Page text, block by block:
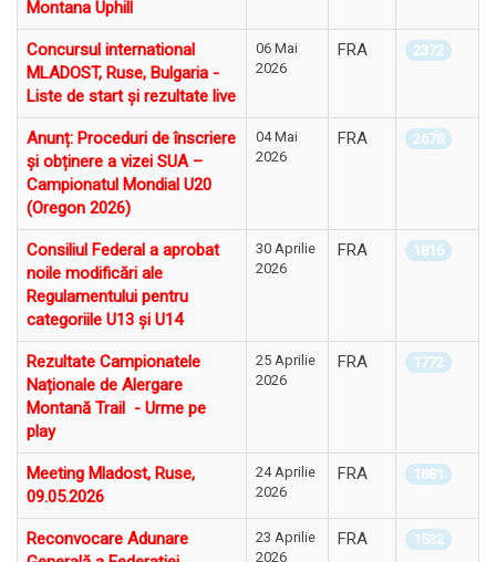
Montana Uphill
Concursul international
MLADOST, Ruse, Bulgaria -
Liste de start și rezultate live
06 Mai
2026
FRA 2372
Anunț: Proceduri de înscriere
și obținere a vizei SUA –
Campionatul Mondial U20
(Oregon 2026)
04 Mai
2026
FRA 2678
Consiliul Federal a aprobat
noile modificări ale
Regulamentului pentru
categoriile U13 și U14
30 Aprilie
2026
FRA 1816
Rezultate Campionatele
Naționale de Alergare
Montană Trail - Urme pe
play
25 Aprilie
2026
FRA 1772
Meeting Mladost, Ruse,
09.05.2026
24 Aprilie
2026
FRA 1881
Reconvocare Adunare
23 Aprilie
2026
FRA 1532